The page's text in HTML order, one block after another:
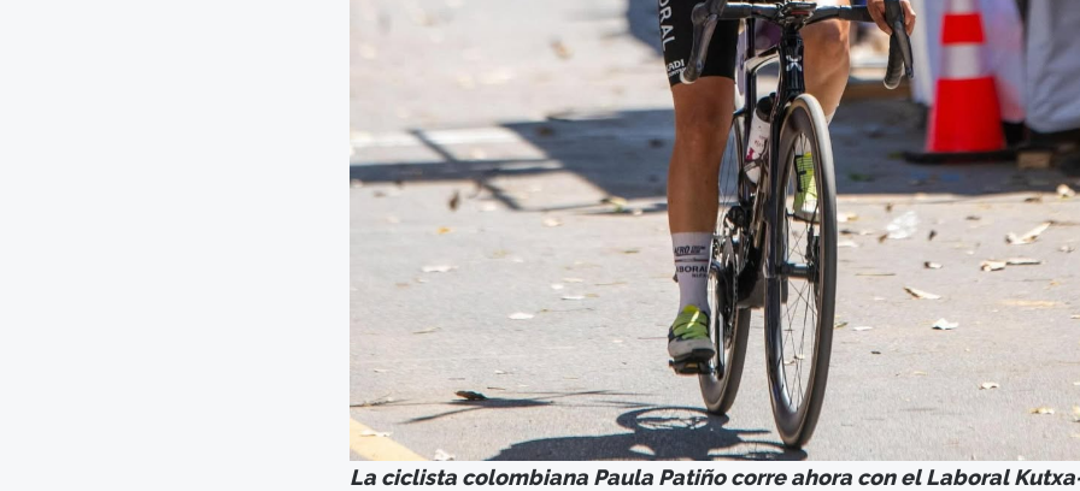
La ciclista colombiana Paula Patiño corre ahora con el Laboral